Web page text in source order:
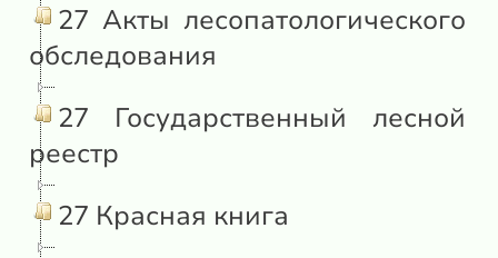
27 Акты лесопатологического
обследования
27 Государственный лесной
реестр
27 Красная книга